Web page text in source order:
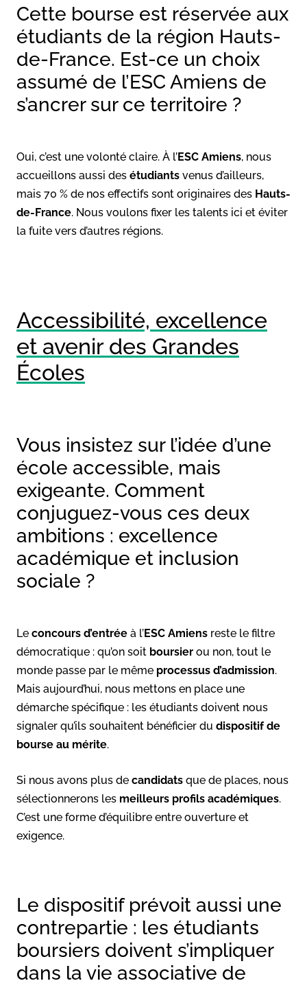
Cette bourse est réservée aux
étudiants de la région Hauts-
de-France. Est-ce un choix
assumé de l’ESC Amiens de
s’ancrer sur ce territoire ?
Oui, c’est une volonté claire. À l’ESC Amiens, nous
accueillons aussi des étudiants venus d’ailleurs,
mais 70 % de nos effectifs sont originaires des Hauts-
de-France. Nous voulons fixer les talents ici et éviter
la fuite vers d’autres régions.
Accessibilité, excellence
et avenir des Grandes
Écoles
Vous insistez sur l’idée d’une
école accessible, mais
exigeante. Comment
conjuguez-vous ces deux
ambitions : excellence
académique et inclusion
sociale ?
Le concours d’entrée à l’ESC Amiens reste le filtre
démocratique : qu’on soit boursier ou non, tout le
monde passe par le même processus d’admission.
Mais aujourd’hui, nous mettons en place une
démarche spécifique : les étudiants doivent nous
signaler qu’ils souhaitent bénéficier du dispositif de
bourse au mérite.
Si nous avons plus de candidats que de places, nous
sélectionnerons les meilleurs profils académiques.
C’est une forme d’équilibre entre ouverture et
exigence.
Le dispositif prévoit aussi une
contrepartie : les étudiants
boursiers doivent s’impliquer
dans la vie associative de